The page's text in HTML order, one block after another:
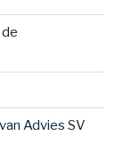
Advies SV